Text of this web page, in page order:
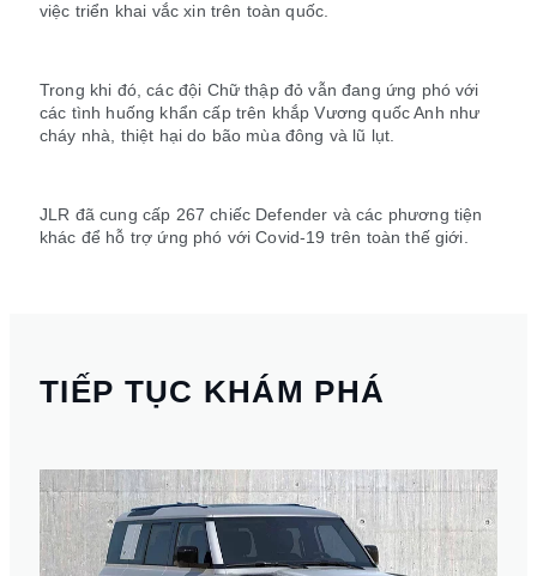
việc triển khai vắc xin trên toàn quốc.
Trong khi đó, các đội Chữ thập đỏ vẫn đang ứng phó với
các tình huống khẩn cấp trên khắp Vương quốc Anh như
cháy nhà, thiệt hại do bão mùa đông và lũ lụt.
JLR đã cung cấp 267 chiếc Defender và các phương tiện
khác để hỗ trợ ứng phó với Covid-19 trên toàn thế giới.
TIẾP TỤC KHÁM PHÁ